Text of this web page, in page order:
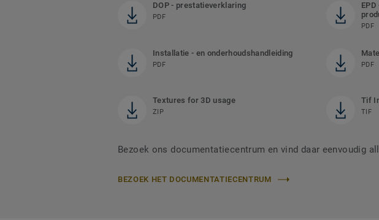
DOP - prestatieverklaring
PDF
PDF
Installatie - en onderhoudshandleiding
PDF PDF
Textures for 3D usage
ZIP
Tif
TIF
Bezoek ons documentatiecentrum en vind daar eenvoudig
BEZOEK HET DOCUMENTATIECENTRUM